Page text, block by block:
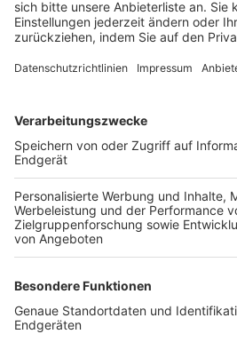
FOLGE DEM BFV
TOP-VEREINE
TOP-PARTNER